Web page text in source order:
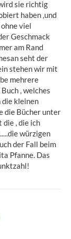
sie richtig
haben ,und
viel
Geschmack
am Rand
seht der
stehen wir mit
mehrere
, welches
die kleinen
die Bücher unter
die , die ich
würzigen
der Fall beim
Pfanne. Das